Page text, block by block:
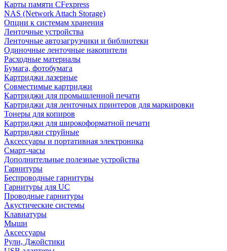
Карты памяти CFexpress
NAS (Network Attach Storage)
Опции к системам хранения
Ленточные устройства
Ленточные автозагрузчики и библиотеки
Одиночные ленточные накопители
Расходные материалы
Бумага, фотобумага
Картриджи лазерные
Совместимые картриджи
Картриджи для промышленной печати
Картриджи для ленточных принтеров для маркировки
Тонеры для копиров
Картриджи для широкоформатной печати
Картриджи струйные
Аксессуары и портативная электроника
Смарт-часы
Дополнительные полезные устройства
Гарнитуры
Беспроводные гарнитуры
Гарнитуры для UC
Проводные гарнитуры
Акустические системы
Клавиатуры
Мыши
Аксессуары
Рули, Джойстики